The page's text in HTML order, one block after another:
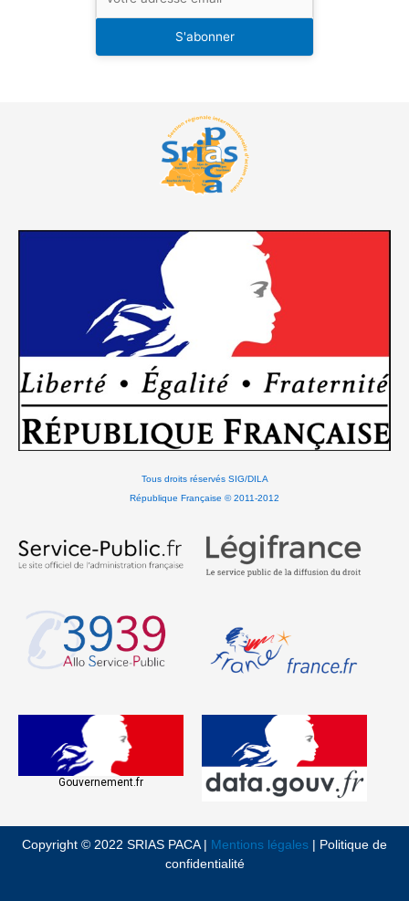
S'abonner
Tous droits réservés SIG/DILA
République Française © 2011-2012
Gouvernement.fr
Copyright © 2022 SRIAS PACA | Mentions légales | Politique de
confidentialité